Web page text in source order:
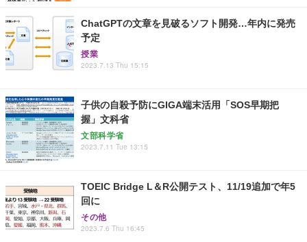
ChatGPTの文章を見破るソフト開発…年内に発売
予定
授業
2023.7.13 Thu 15:15
子供の自殺予防にGIGA端末活用「SOS早期把
握」文科省
文部科学省
2023.7.11 Tue 13:15
TOEIC Bridge L＆R公開テスト、11/19追加で年5
回に
その他
2023.7.6 Thu 16:45